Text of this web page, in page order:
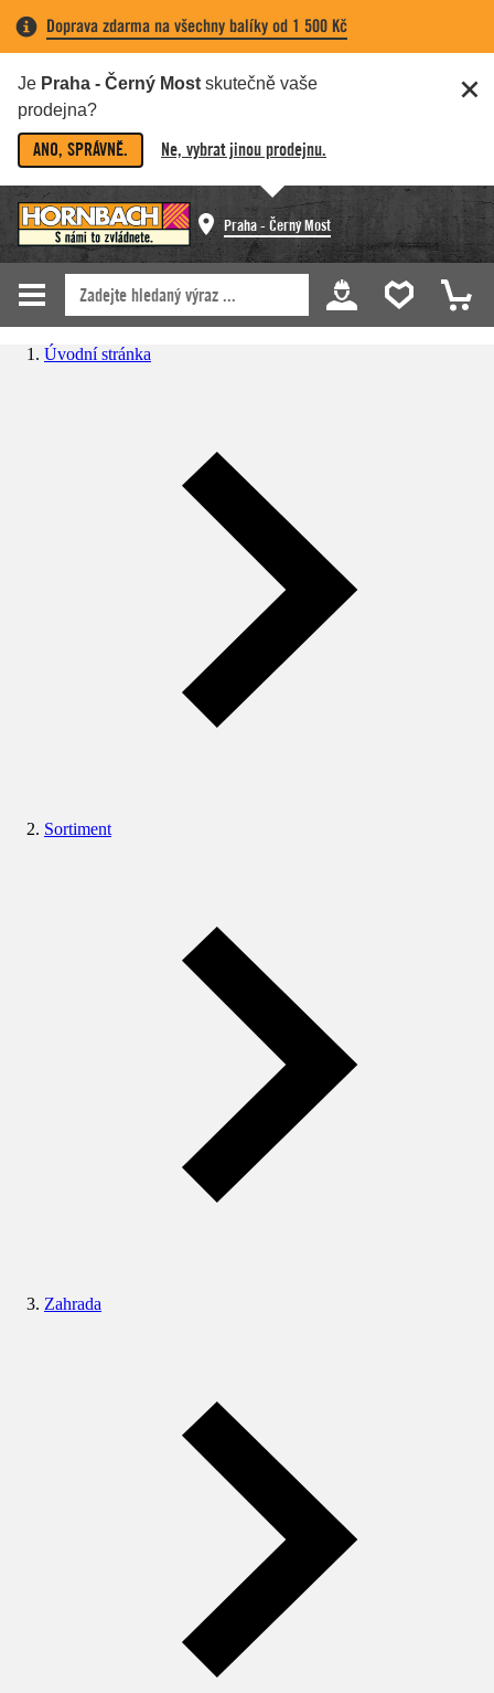
Doprava zdarma na všechny balíky od 1 500 Kč
Je Praha - Černý Most skutečně vaše
prodejna?
ANO, SPRÁVNĚ. Ne, vybrat jinou prodejnu.
Praha - Černý Most
Úvodní stránka
Sortiment
Zahrada